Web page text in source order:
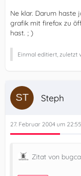
Ne klar. Darum haste
grafik mit firefox zu
hast. ; )
Einmal editiert, zuletzt
Steph
27. Februar 2004 um 22:55
Zitat von